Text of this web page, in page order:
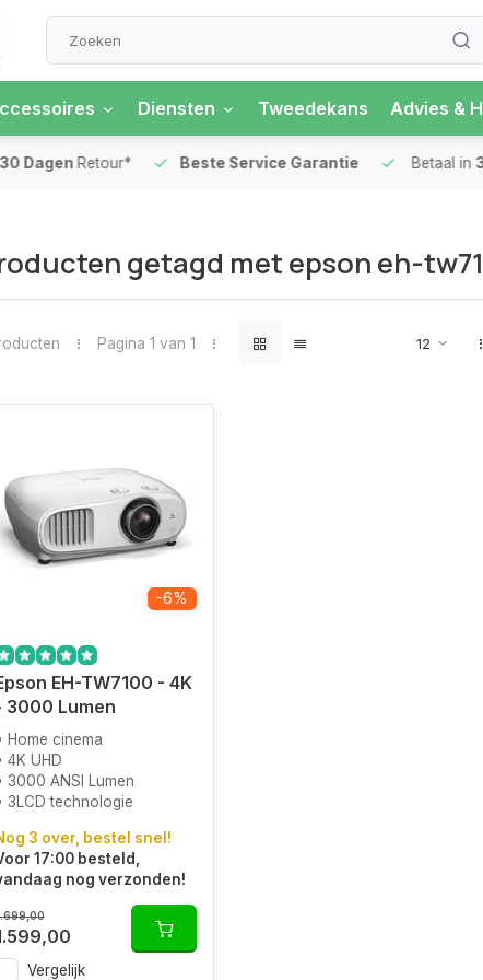
Diensten Tweedekans Advies &
Retour* Beste Service Garantie Betaal in 3
getagd met epson eh-
Pagina 1 van 1
-6%
EH-TW7100 - 4K
3000 Lumen
Home cinema
4K UHD
3000 ANSI Lumen
3LCD technologie
3 over, bestel snel!
17:00 besteld,
nog verzonden!
Vergelijk